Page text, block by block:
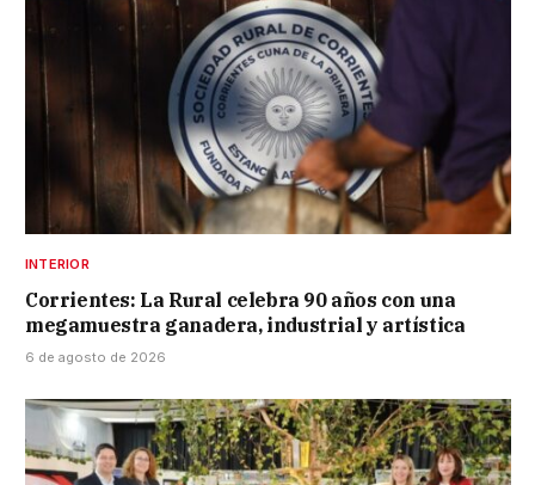
INTERIOR
Corrientes: La Rural celebra 90 años con una
megamuestra ganadera, industrial y artística
6 de agosto de 2026